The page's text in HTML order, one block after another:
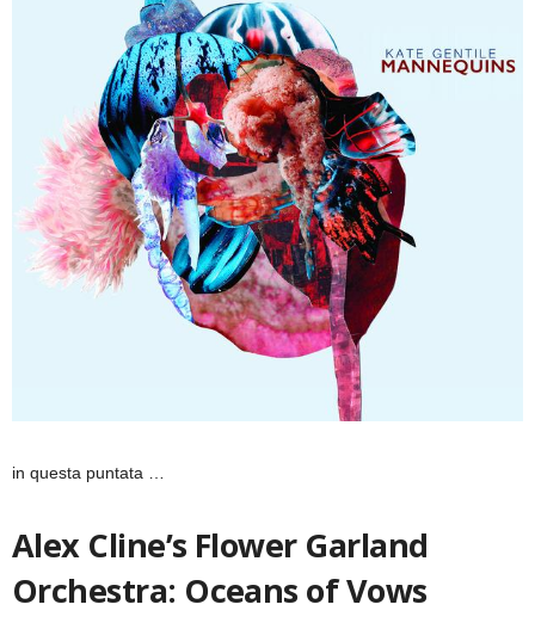
in questa puntata …
Alex Cline’s Flower Garland
Orchestra: Oceans of Vows